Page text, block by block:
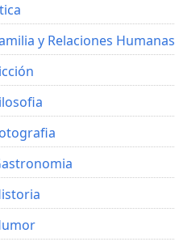
y Relaciones Humanas